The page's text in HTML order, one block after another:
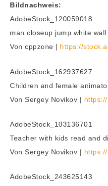
Bildnachweis:
AdobeStock_120059018
man closeup jump white wall
Von cppzone | https://
AdobeStock_162937627
Children and female
Von Sergey Novikov |
AdobeStock_103136701
Teacher with kids read and
Von Sergey Novikov |
AdobeStock_243625143